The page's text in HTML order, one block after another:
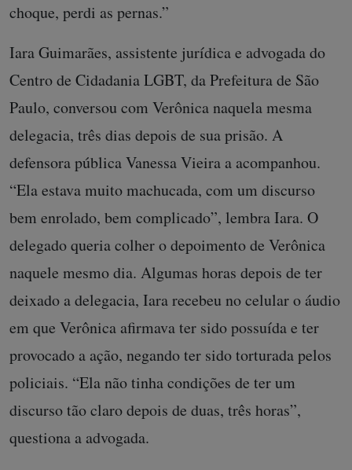
choque, perdi as pernas.”
Iara Guimarães, assistente jurídica e advogada do
Centro de Cidadania LGBT, da Prefeitura de São
Paulo, conversou com Verônica naquela mesma
delegacia, três dias depois de sua prisão. A
defensora pública Vanessa Vieira a acompanhou.
“Ela estava muito machucada, com um discurso
bem enrolado, bem complicado”, lembra Iara. O
delegado queria colher o depoimento de Verônica
naquele mesmo dia. Algumas horas depois de ter
deixado a delegacia, Iara recebeu no celular o áudio
em que Verônica afirmava ter sido possuída e ter
provocado a ação, negando ter sido torturada pelos
policiais. “Ela não tinha condições de ter um
discurso tão claro depois de duas, três horas”,
questiona a advogada.